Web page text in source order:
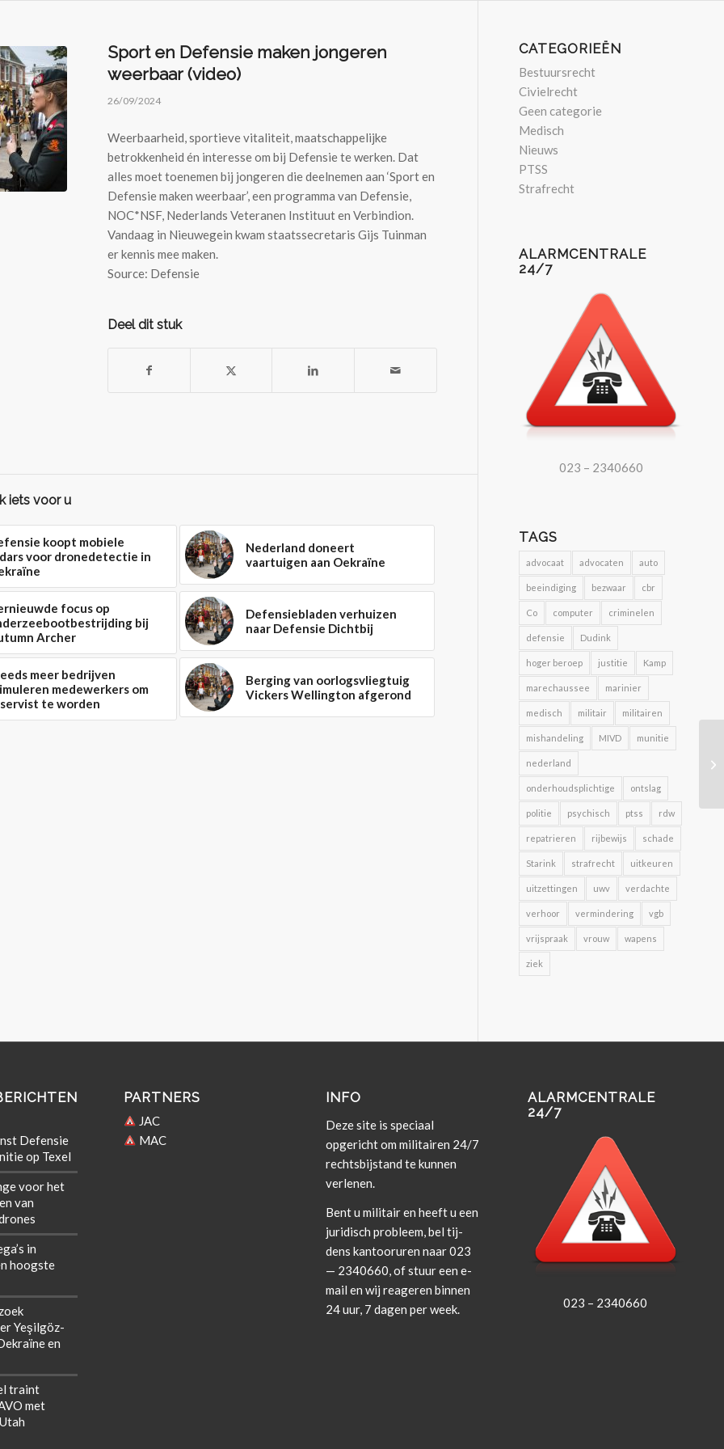
Sport en Defensie maken jongeren
weerbaar (video)
26/09/2024
Weerbaarheid, sportieve vitaliteit, maatschappelijke
betrokkenheid én interesse om bij Defensie te werken. Dat
alles moet toenemen bij jongeren die deelnemen aan ‘Sport en
Defensie maken weerbaar’, een programma van Defensie,
NOC*NSF, Nederlands Veteranen Instituut en Verbindion.
Vandaag in Nieuwegein kwam staatssecretaris Gijs Tuinman
er kennis mee maken.
Source: Defensie
Deel dit stuk
iets voor u
koopt mobiele
voor dronedetectie in
Nederland doneert
vaartuigen aan Oekraïne
focus op
bij
Archer
Defensiebladen verhuizen
naar Defensie Dichtbij
meer bedrijven
medewerkers om
te worden
Berging van oorlogsvliegtuig
Vickers Wellington afgerond
CATEGORIEËN
Bestuursrecht
Civielrecht
Geen categorie
Medisch
Nieuws
PTSS
Strafrecht
ALARMCENTRALE
24/7
023 – 2340660
TAGS
advocaat advocaten auto
beeindiging bezwaar cbr
Co computer criminelen
defensie Dudink
hoger beroep justitie Kamp
marechaussee marinier
medisch militair militairen
mishandeling MIVD munitie
nederland
onderhoudsplichtige ontslag
politie psychisch ptss rdw
repatrieren rijbewijs schade
Starink strafrecht uitkeuren
uitzettingen uwv verdachte
verhoor vermindering vgb
vrijspraak vrouw wapens
ziek
Defensie
op Texel
voor het
van
in
hoogste
Yeşilgöz-
en
traint
met
PARTNERS
JAC
MAC
INFO
Deze site is spe­ci­aal
opgericht om militairen 24/7
rechts­bi­j­s­tand te kun­nen
verlenen.
Bent u militair en heeft u een
juridisch prob­leem, bel tij­
dens kan­tooruren naar 023
— 2340660, of stuur een e-
mail en wij rea­geren bin­nen
24 uur, 7 dagen per week.
ALARMCENTRALE
24/7
023 – 2340660